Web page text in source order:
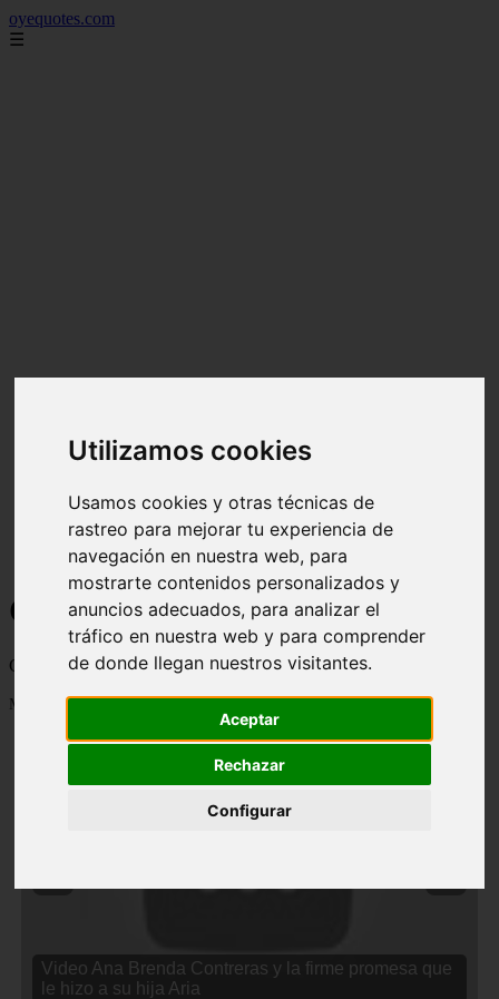
Utilizamos cookies
Usamos cookies y otras técnicas de
rastreo para mejorar tu experiencia de
navegación en nuestra web, para
mostrarte contenidos personalizados y
anuncios adecuados, para analizar el
tráfico en nuestra web y para comprender
de donde llegan nuestros visitantes.
Aceptar
Rechazar
Configurar
oyequotes.com
☰
Curiosidades y Sabias que
Cosas curiosas, curiosidades, noticias impactantes y mucho mas
Mostrando 1 - 24 de 2834 artículos
Video Ana Brenda Contreras y la firme promesa que
le hizo a su hija Aria